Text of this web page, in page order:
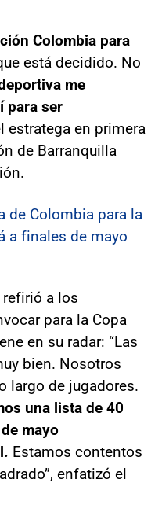
Colombia para
está decidido. No
me
para ser
estratega en primera
de Barranquilla
de Colombia para la
a finales de mayo
a los
para la Copa
en su radar: “Las
bien. Nosotros
largo de jugadores.
una lista de 40
mayo
Estamos contentos
enfatizó el